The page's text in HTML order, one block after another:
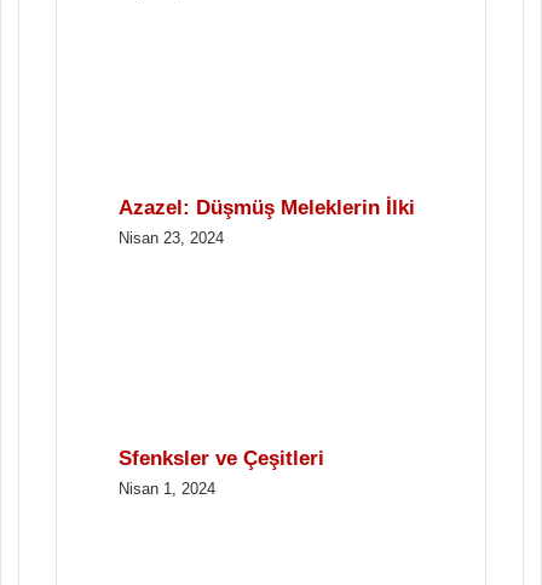
Azazel: Düşmüş Meleklerin İlki
Nisan 23, 2024
Sfenksler ve Çeşitleri
Nisan 1, 2024